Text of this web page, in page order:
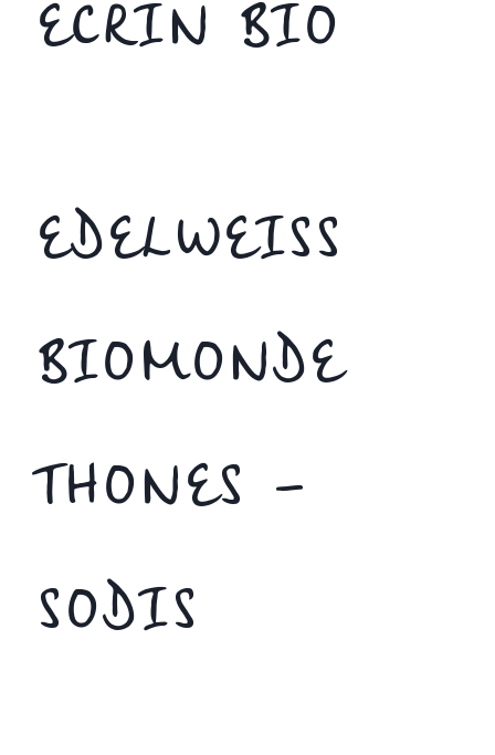
ECRIN BIO
EDELWEISS
BIOMONDE
THONES –
SODIS